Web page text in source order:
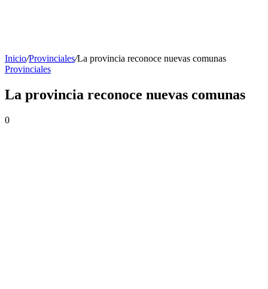
Inicio/Provinciales/La provincia reconoce nuevas comunas
Provinciales
La provincia reconoce nuevas comunas
0